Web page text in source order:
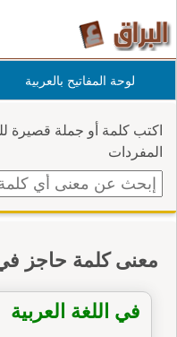
لوحة المفاتيح بالعربية
اكتب كلمة أو جملة قصيرة
المفردات
معنى كلمة حاجز
في اللغة العربية